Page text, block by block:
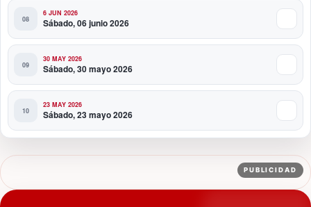
6 JUN 2026
Sábado, 06 junio 2026
30 MAY 2026
Sábado, 30 mayo 2026
23 MAY 2026
Sábado, 23 mayo 2026
PUBLICIDAD